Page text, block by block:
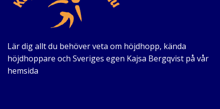
Lär dig allt du behöver veta om höjdhopp, kända
höjdhoppare och Sveriges egen Kajsa Bergqvist på vår
hemsida